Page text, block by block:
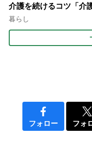
介護を続けるコツ「介
10年以上続くことも…3
みよう」【社会福祉士
説】
暮らし
フォロー フォ